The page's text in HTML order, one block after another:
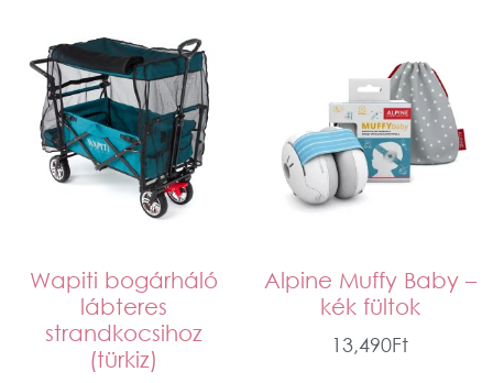
Wapiti bogárháló
lábteres
strandkocsihoz
(türkiz)
Alpine Muffy Baby –
kék fültok
13,490Ft